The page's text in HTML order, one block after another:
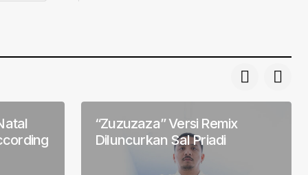
“Zuzuzaza” Versi Remix
Diluncurkan Sal Priadi